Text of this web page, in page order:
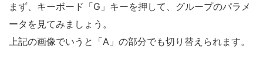
まず、キーボード「G」キーを押して、グループのパラメ
ータを見てみましょう。
上記の画像でいうと「A」の部分でも切り替えられます。